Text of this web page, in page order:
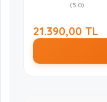
(5.0)
21.390,00 TL